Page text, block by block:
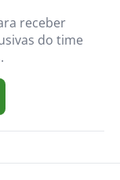
receber
do time